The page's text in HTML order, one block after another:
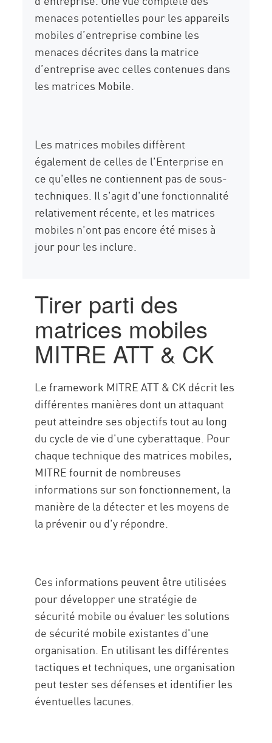
menaces potentielles pour les appareils
mobiles d’entreprise combine les
menaces décrites dans la matrice
d’entreprise avec celles contenues dans
les matrices Mobile.
Les matrices mobiles diffèrent
également de celles de l'Enterprise en
ce qu'elles ne contiennent pas de sous-
techniques. Il s'agit d'une fonctionnalité
relativement récente, et les matrices
mobiles n'ont pas encore été mises à
jour pour les inclure.
Tirer parti des
matrices mobiles
MITRE ATT & CK
Le framework MITRE ATT & CK décrit les
différentes manières dont un attaquant
peut atteindre ses objectifs tout au long
du cycle de vie d'une cyberattaque. Pour
chaque technique des matrices mobiles,
MITRE fournit de nombreuses
informations sur son fonctionnement, la
manière de la détecter et les moyens de
la prévenir ou d'y répondre.
Ces informations peuvent être utilisées
pour développer une stratégie de
sécurité mobile ou évaluer les solutions
de sécurité mobile existantes d'une
organisation. En utilisant les différentes
tactiques et techniques, une organisation
peut tester ses défenses et identifier les
éventuelles lacunes.